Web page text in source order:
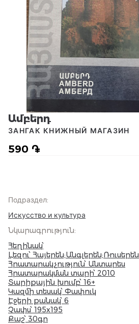
Ամբերդ
590 ֏
ЗАНГАК КНИЖНЫЙ МАГАЗИН
Подраздел:
Искусство и культура
Նկարագրություն:
Հեղինակ՝
Լեզու՝ Հայերեն;Անգլերեն;Ռուսերեն
Հրատարակչություն՝ Անտարես
Հրատարակման տարի՝ 2010
Տարիքային խումբ՝ 16+
Կազմի տեսակ՝ Փափուկ
Էջերի քանակ՝ 6
Չափս՝ 195x195
Քաշ՝ 30գր